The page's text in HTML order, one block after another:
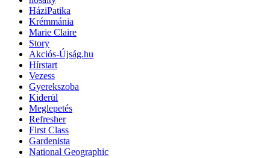
HáziPatika
Krémmánia
Marie Claire
Story
Akciós-Újság.hu
Hírstart
Vezess
Gyerekszoba
Kiderül
Meglepetés
Refresher
First Class
Gardenista
National Geographic